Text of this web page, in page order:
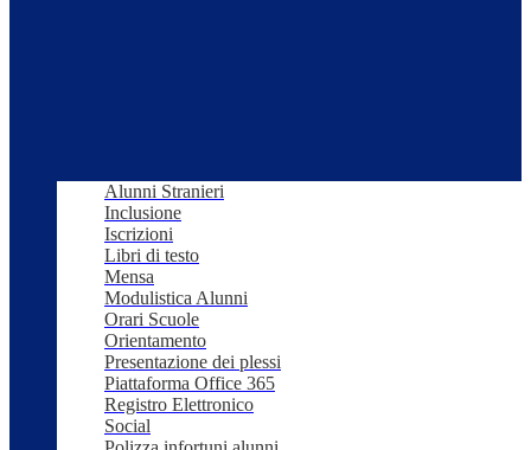
Alunni Stranieri
Inclusione
Iscrizioni
Libri di testo
Mensa
Modulistica Alunni
Orari Scuole
Orientamento
Presentazione dei plessi
Piattaforma Office 365
Registro Elettronico
Social